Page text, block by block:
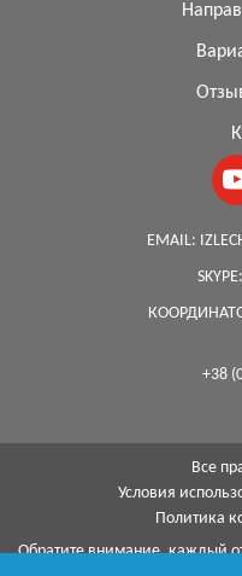
EMAIL:
SKYPE:
+38
Все
Условия
Политика
Обратите внимание, каждый